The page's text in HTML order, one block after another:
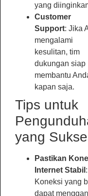
yang
Customer
Support: Jika
mengalami
kesulitan, tim
dukungan siap
membantu
kapan saja.
Tips untuk
yang
Pastikan
Internet Stabil :
Koneksi yang
dapat